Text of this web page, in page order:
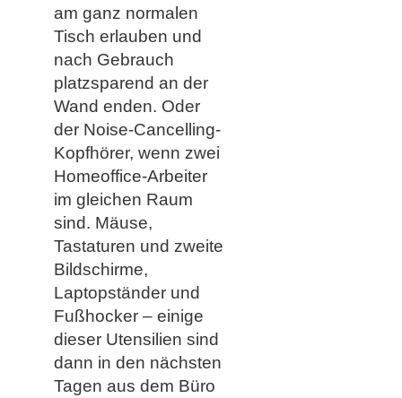
am ganz normalen
Tisch erlauben und
nach Gebrauch
platzsparend an der
Wand enden. Oder
der Noise-Cancelling-
Kopfhörer, wenn zwei
Homeoffice-Arbeiter
im gleichen Raum
sind. Mäuse,
Tastaturen und zweite
Bildschirme,
Laptopständer und
Fußhocker – einige
dieser Utensilien sind
dann in den nächsten
Tagen aus dem Büro